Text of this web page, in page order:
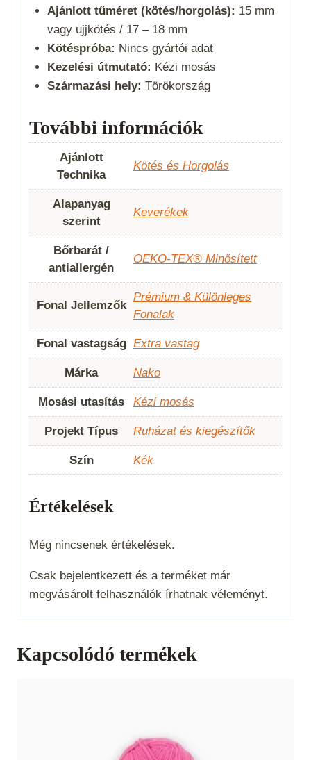
Ajánlott tűméret (kötés/horgolás): 15 mm
vagy ujjkötés / 17 – 18 mm
Kötéspróba: Nincs gyártói adat
Kezelési útmutató: Kézi mosás
Származási hely: Törökország
További információk
Ajánlott
Technika
Kötés és Horgolás
Alapanyag
szerint
Keverékek
Bőrbarát /
antiallergén
OEKO-TEX® Minősített
Fonal Jellemzők
Prémium & Különleges
Fonalak
Fonal vastagság Extra vastag
Márka Nako
Mosási utasítás Kézi mosás
Projekt Típus Ruházat és kiegészítők
Szín Kék
Értékelések
Még nincsenek értékelések.
Csak bejelentkezett és a terméket már
megvásárolt felhasználók írhatnak véleményt.
Kapcsolódó termékek